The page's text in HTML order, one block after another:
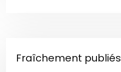
Fraîchement publiés